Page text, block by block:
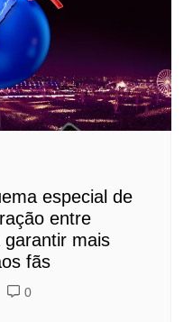
especial de
entre
garantir mais
fãs
0